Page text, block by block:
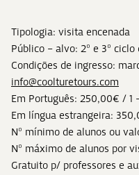
Tipologia: visita encenada
Público – alvo: 2º e 3º
Condições de ingresso:
info@coolturetours.com
Em Português: 250,00€ / 1
Em língua estrangeira:
Nº mínimo de alunos ou
Nº máximo de alunos por
Gratuito p/ professores e